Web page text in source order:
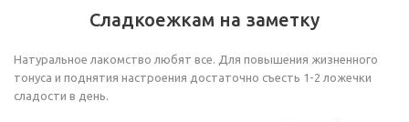
Сладкоежкам на заметку
Натуральное лакомство любят все. Для повышения жизненного
тонуса и поднятия настроения достаточно съесть 1-2 ложечки
сладости в день.